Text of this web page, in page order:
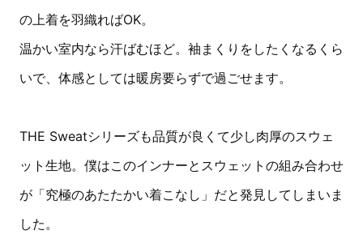
の上着を羽織ればOK。
温かい室内なら汗ばむほど。袖まくりをしたくなるくら
いで、体感としては暖房要らずで過ごせます。
THE Sweatシリーズも品質が良くて少し肉厚のスウェ
ット生地。僕はこのインナーとスウェットの組み合わせ
が「究極のあたたかい着こなし」だと発見してしまいま
した。